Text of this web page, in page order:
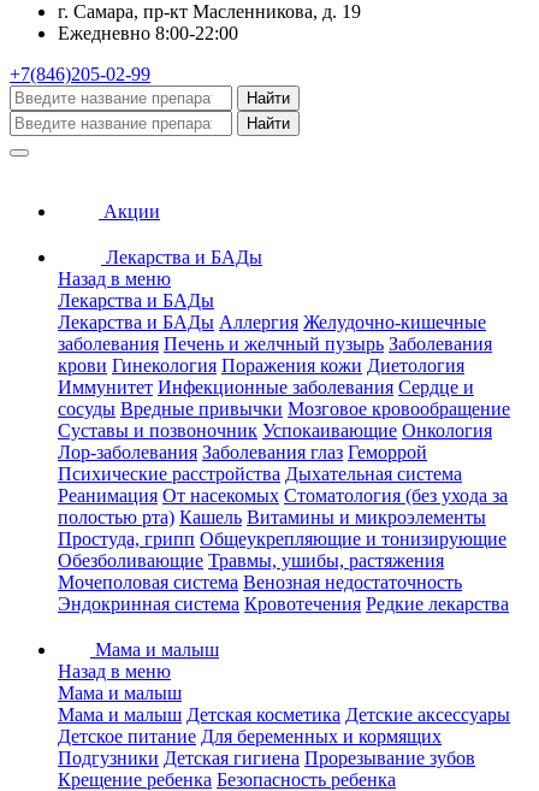
г. Самара, пр-кт Масленникова, д. 19
Ежедневно 8:00-22:00
+7(846)205-02-99
Найти
Найти
Акции
Лекарства и БАДы
Назад в меню
Лекарства и БАДы
Лекарства и БАДы Аллергия Желудочно-кишечные
заболевания Печень и желчный пузырь Заболевания
крови Гинекология Поражения кожи Диетология
Иммунитет Инфекционные заболевания Сердце и
сосуды Вредные привычки Мозговое кровообращение
Суставы и позвоночник Успокаивающие Онкология
Лор-заболевания Заболевания глаз Геморрой
Психические расстройства Дыхательная система
Реанимация От насекомых Стоматология (без ухода за
полостью рта) Кашель Витамины и микроэлементы
Простуда, грипп Общеукрепляющие и тонизирующие
Обезболивающие Травмы, ушибы, растяжения
Мочеполовая система Венозная недостаточность
Эндокринная система Кровотечения Редкие лекарства
Мама и малыш
Назад в меню
Мама и малыш
Мама и малыш Детская косметика Детские аксессуары
Детское питание Для беременных и кормящих
Подгузники Детская гигиена Прорезывание зубов
Крещение ребенка Безопасность ребенка